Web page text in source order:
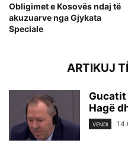
Obligimet e Kosovës ndaj të
akuzuarve nga Gjykata
Speciale
ARTIKUJ
Gucatit
Hagë
VENDI